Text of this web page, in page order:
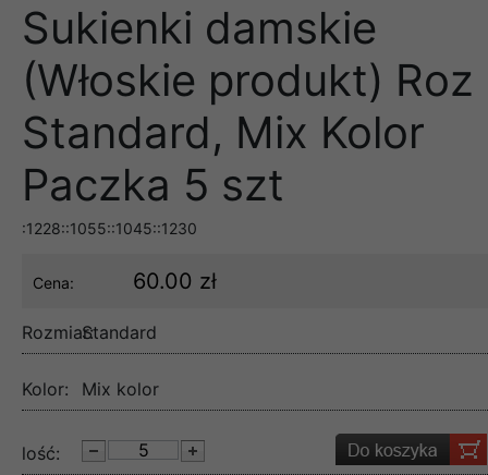
Sukienki damskie
(Włoskie produkt) Roz
Standard, Mix Kolor
Paczka 5 szt
:1228::1055::1045::1230
Cena: 60.00 zł
Rozmiar:Standard
Kolor: Mix kolor
lość: